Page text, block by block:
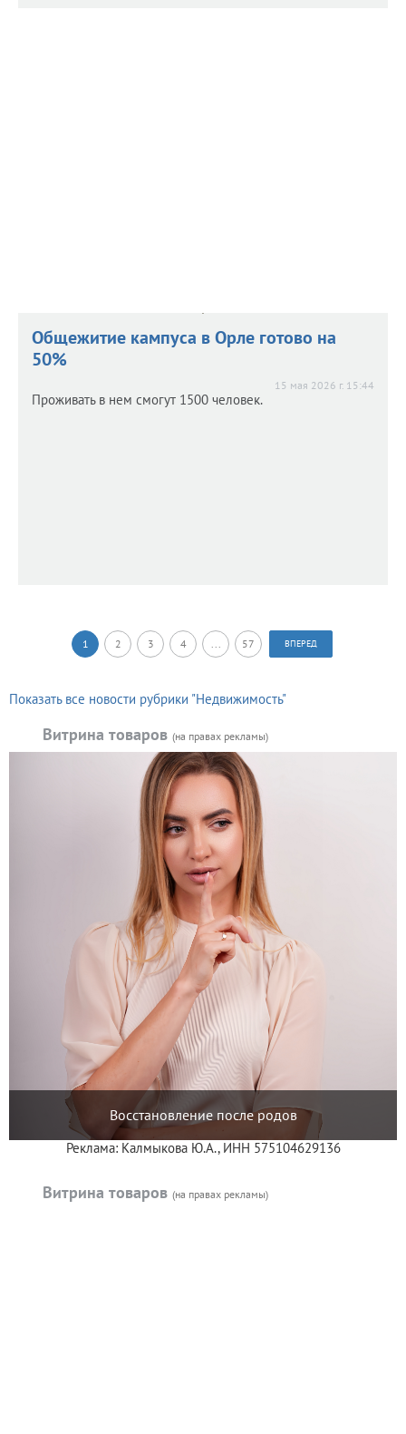
Общежитие кампуса в Орле готово на
50%
15 мая 2026 г. 15:44
Проживать в нем смогут 1500 человек.
1 2 3 4 57 ВПЕРЕД
Показать все новости рубрики "Недвижимость"
Витрина товаров (на правах рекламы)
Восстановление после родов
Реклама: Калмыкова Ю.А., ИНН 575104629136
Витрина товаров (на правах рекламы)